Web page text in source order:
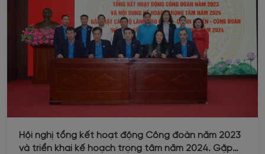
Hội nghị tổng kết hoạt động Công đoàn năm 2023
và triển khai kế hoạch trọng tâm năm 2024. Gặp